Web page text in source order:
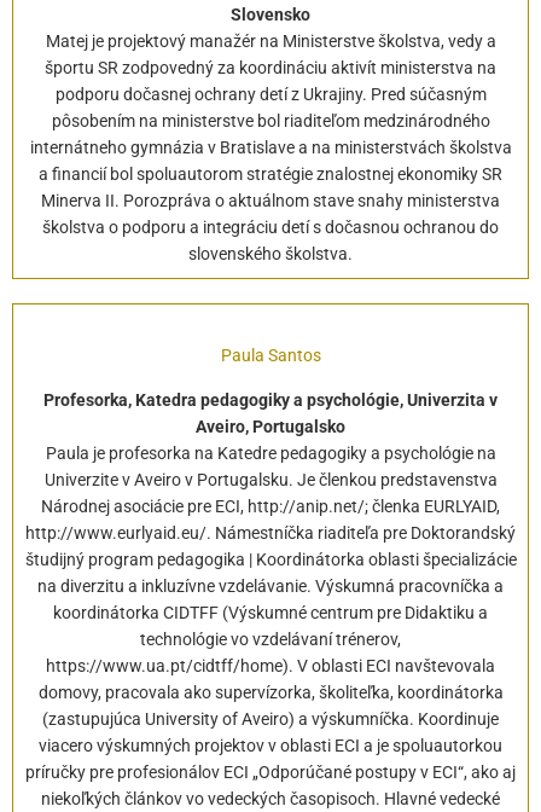
Slovensko
Matej je projektový manažér na Ministerstve školstva, vedy a
športu SR zodpovedný za koordináciu aktivít ministerstva na
podporu dočasnej ochrany detí z Ukrajiny. Pred súčasným
pôsobením na ministerstve bol riaditeľom medzinárodného
internátneho gymnázia v Bratislave a na ministerstvách školstva
a financií bol spoluautorom stratégie znalostnej ekonomiky SR
Minerva II. Porozpráva o aktuálnom stave snahy ministerstva
školstva o podporu a integráciu detí s dočasnou ochranou do
slovenského školstva.
Paula Santos
Profesorka, Katedra pedagogiky a psychológie, Univerzita v
Aveiro, Portugalsko
Paula je profesorka na Katedre pedagogiky a psychológie na
Univerzite v Aveiro v Portugalsku. Je členkou predstavenstva
Národnej asociácie pre ECI, http://anip.net/; členka EURLYAID,
http://www.eurlyaid.eu/. Námestníčka riaditeľa pre Doktorandský
študijný program pedagogika | Koordinátorka oblasti špecializácie
na diverzitu a inkluzívne vzdelávanie. Výskumná pracovníčka a
koordinátorka CIDTFF (Výskumné centrum pre Didaktiku a
technológie vo vzdelávaní trénerov,
https://www.ua.pt/cidtff/home). V oblasti ECI navštevovala
domovy, pracovala ako supervízorka, školiteľka, koordinátorka
(zastupujúca University of Aveiro) a výskumníčka. Koordinuje
viacero výskumných projektov v oblasti ECI a je spoluautorkou
príručky pre profesionálov ECI „Odporúčané postupy v ECI“, ako aj
niekoľkých článkov vo vedeckých časopisoch. Hlavné vedecké